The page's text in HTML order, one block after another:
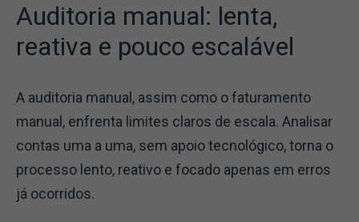
Auditoria manual: lenta,
reativa e pouco escalável
A auditoria manual, assim como o faturamento
manual, enfrenta limites claros de escala. Analisar
contas uma a uma, sem apoio tecnológico, torna o
processo lento, reativo e focado apenas em erros
já ocorridos.